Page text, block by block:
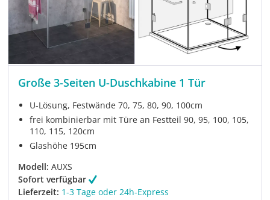
Große 3-Seiten U-Duschkabine 1 Tür
U-Lösung, Festwände 70, 75, 80, 90, 100cm
frei kombinierbar mit Türe an Festteil 90, 95, 100, 105,
110, 115, 120cm
Glashöhe 195cm
Modell: AUXS
Sofort verfügbar
Lieferzeit: 1-3 Tage oder 24h-Express